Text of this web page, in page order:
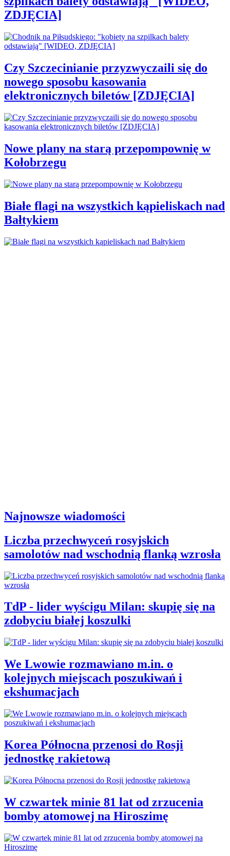
ZDJĘCIA]
Czy Szczecinianie przyzwyczaili się do
nowego sposobu kasowania
elektronicznych biletów [ZDJĘCIA]
Nowe plany na starą przepompownię w
Kołobrzegu
Białe flagi na wszystkich kąpieliskach nad
Bałtykiem
Najnowsze wiadomości
Liczba przechwyceń rosyjskich
samolotów nad wschodnią flanką wzrosła
TdP - lider wyścigu Milan: skupię się na
zdobyciu białej koszulki
We Lwowie rozmawiano m.in. o
kolejnych miejscach poszukiwań i
ekshumacjach
Korea Północna przenosi do Rosji
jednostkę rakietową
W czwartek minie 81 lat od zrzucenia
bomby atomowej na Hiroszimę